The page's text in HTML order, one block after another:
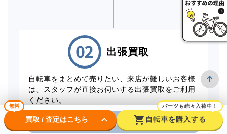
出張買取
自転車をまとめて売りたい、来店が難しいお客様
は、スタッフが直接お伺いする出張買取をご利用
ください。
電話から出張買取を申し込む
無料
買取 / 査定はこちら keyboard_arrow_down shopping_cart
パーツも続々入荷中！
自転車を購入する